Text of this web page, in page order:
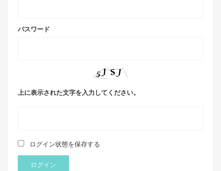
パスワード
上に表示された文字を入力してください。
ログイン状態を保存する
ログイン